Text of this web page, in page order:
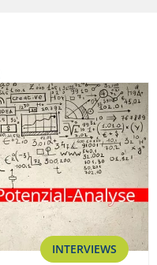
INTERVIEWS